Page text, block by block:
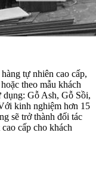
tự nhiên cao cấp,
theo mẫu khách
dụng: Gỗ Ash, Gỗ Sồi,
kinh nghiệm hơn 15
sẽ trở thành đối tác
cấp cho khách